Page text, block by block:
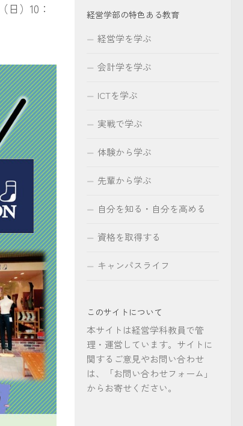
）10：
経営学部の特色ある教育
経営学を学ぶ
会計学を学ぶ
ICTを学ぶ
実戦で学ぶ
体験から学ぶ
先輩から学ぶ
自分を知る・自分を高める
資格を取得する
キャンパスライフ
このサイトについて
本サイトは経営学科教員で管
理・運営しています。サイトに
関するご意見やお問い合わせ
は、「お問い合わせフォーム」
からお寄せください。